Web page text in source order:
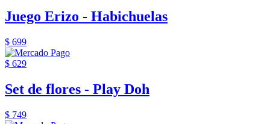
Juego Erizo - Habichuelas
$ 699
$ 629
Set de flores - Play Doh
$ 749